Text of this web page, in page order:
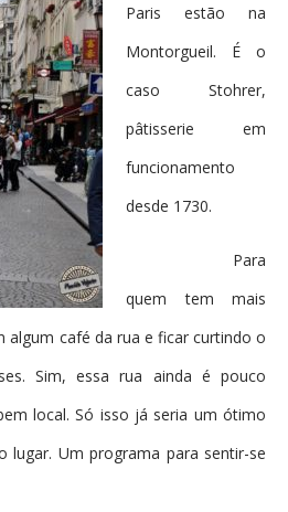
Paris estão na
Montorgueil. É o
caso Stohrer,
pâtisserie em
funcionamento
desde 1730.
Para
quem tem mais
algum café da rua e ficar curtindo o
Sim, essa rua ainda é pouco
local. Só isso já seria um ótimo
lugar. Um programa para sentir-se